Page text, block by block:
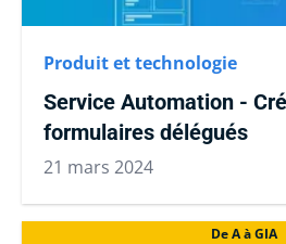
Produit et technologie
Service Automation -
formulaires délégués
21 mars 2024
De A à GIA